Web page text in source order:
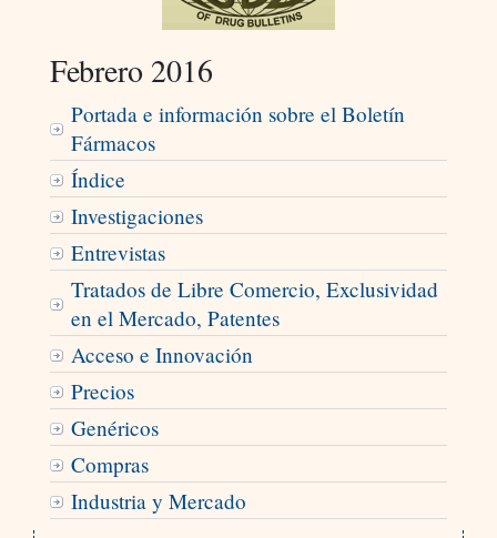
Febrero 2016
Portada e información sobre el Boletín
Fármacos
Índice
Investigaciones
Entrevistas
Tratados de Libre Comercio, Exclusividad
en el Mercado, Patentes
Acceso e Innovación
Precios
Genéricos
Compras
Industria y Mercado